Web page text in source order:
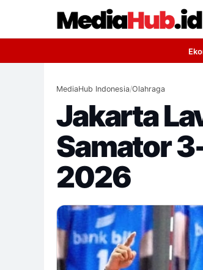
content
MediaHub Indonesia/Olahraga
Jakarta
Samator
2026